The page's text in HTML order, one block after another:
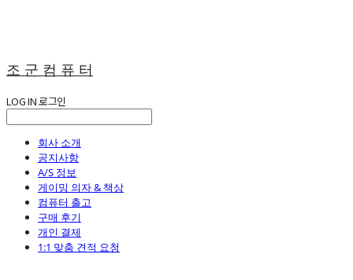
조 군 컴 퓨 터
LOG IN로그인
회사 소개
공지사항
A/S 정보
게이밍 의자 & 책상
컴퓨터 출고
구매 후기
개인 결제
1:1 맞춤 견적 요청